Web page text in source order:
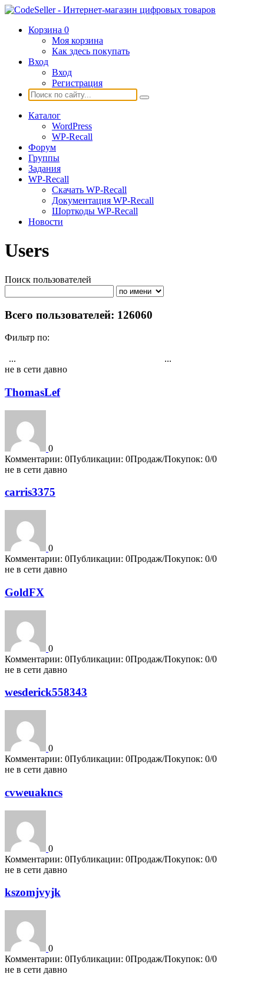
Корзина 0
Моя корзина
Как здесь покупать
Вход
Вход
Регистрация
Каталог
WordPress
WP-Recall
Форум
Группы
Задания
WP-Recall
Скачать WP-Recall
Документация WP-Recall
Шорткоды WP-Recall
Новости
Users
Поиск пользователей
Всего пользователей: 126060
Фильтр по:
... ...
не в сети давно
ThomasLef
0
Комментарии: 0Публикации: 0Продаж/Покупок: 0/0
не в сети давно
carris3375
0
Комментарии: 0Публикации: 0Продаж/Покупок: 0/0
не в сети давно
GoldFX
0
Комментарии: 0Публикации: 0Продаж/Покупок: 0/0
не в сети давно
wesderick558343
0
Комментарии: 0Публикации: 0Продаж/Покупок: 0/0
не в сети давно
cvweuakncs
0
Комментарии: 0Публикации: 0Продаж/Покупок: 0/0
не в сети давно
kszomjvyjk
0
Комментарии: 0Публикации: 0Продаж/Покупок: 0/0
не в сети давно